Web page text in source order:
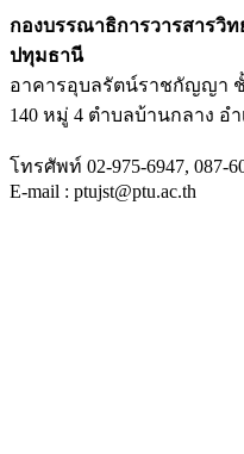
กองบรรณาธิการวารสารวิ
ปทุมธานี
อาคารอุบลรัตน์ราชกัญญา
140 หมู่ 4 ตำบลบ้านกลาง อ
โทรศัพท์ 02-975-6947, 087-
E-mail : ptujst@ptu.ac.th